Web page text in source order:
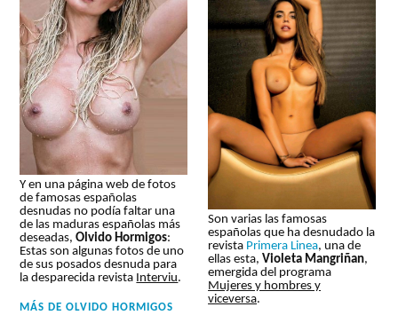
Y en una página web de fotos
de famosas españolas
desnudas no podía faltar una
de las maduras españolas más
deseadas,Olvido Hormigos:
Estas son algunas fotos de uno
de sus posados desnuda para
la desparecida revista Interviu.
MÁS DEOLVIDO HORMIGOS
Son varias las famosas
españolas que ha desnudado la
revista Primera Linea, una de
ellas esta,Violeta Mangriñan,
emergida del programa
Mujeres y hombres y
viceversa.